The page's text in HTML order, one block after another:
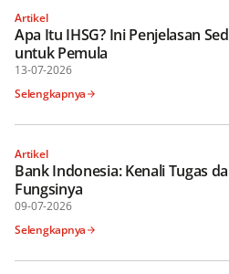
Artikel
Apa Itu IHSG? Ini Penjelasan
untuk Pemula
13-07-2026
Selengkapnya
Artikel
Bank Indonesia: Kenali Tugas
Fungsinya
09-07-2026
Selengkapnya